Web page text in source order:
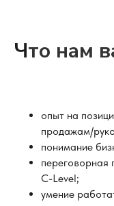
Что нам
опыт на
продажам/
понимание
переговорная
C-Level;
умение